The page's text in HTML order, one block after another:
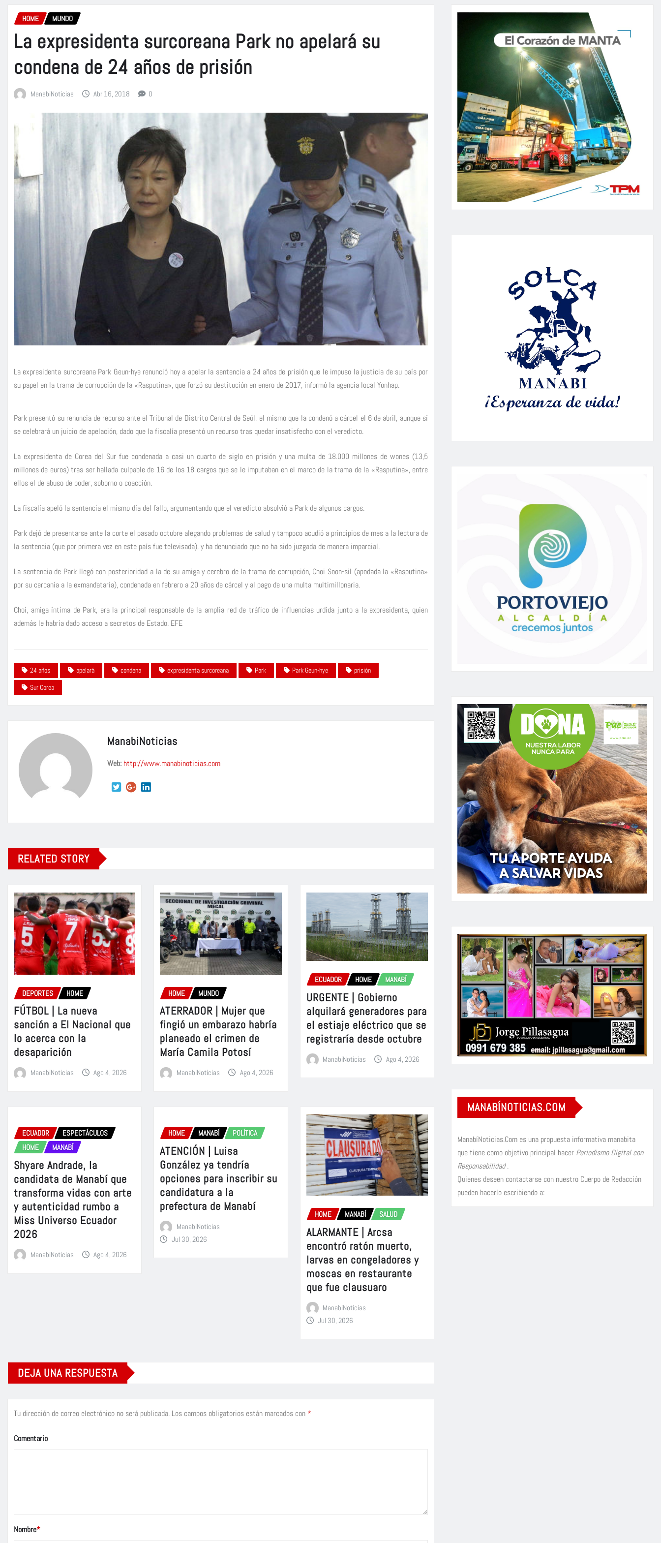
HOME MUNDO
La expresidenta surcoreana Park no apelará su
condena de 24 años de prisión
ManabiNoticias Abr 16, 2018 0
La expresidenta surcoreana Park Geun-hye renunció hoy a apelar la sentencia a 24 años de prisión que le impuso la justicia de su país por
su papel en la trama de corrupción de la «Rasputina», que forzó su destitución en enero de 2017, informó la agencia local Yonhap.
Park presentó su renuncia de recurso ante el Tribunal de Distrito Central de Seúl, el mismo que la condenó a cárcel el 6 de abril, aunque sí
se celebrará un juicio de apelación, dado que la fiscalía presentó un recurso tras quedar insatisfecho con el veredicto.
La expresidenta de Corea del Sur fue condenada a casi un cuarto de siglo en prisión y una multa de 18.000 millones de wones (13,5
millones de euros) tras ser hallada culpable de 16 de los 18 cargos que se le imputaban en el marco de la trama de la «Rasputina», entre
ellos el de abuso de poder, soborno o coacción.
La fiscalía apeló la sentencia el mismo día del fallo, argumentando que el veredicto absolvió a Park de algunos cargos.
Park dejó de presentarse ante la corte el pasado octubre alegando problemas de salud y tampoco acudió a principios de mes a la lectura de
la sentencia (que por primera vez en este país fue televisada), y ha denunciado que no ha sido juzgada de manera imparcial.
La sentencia de Park llegó con posterioridad a la de su amiga y cerebro de la trama de corrupción, Choi Soon-sil (apodada la «Rasputina»
por su cercanía a la exmandataria), condenada en febrero a 20 años de cárcel y al pago de una multa multimillonaria.
Choi, amiga íntima de Park, era la principal responsable de la amplia red de tráfico de influencias urdida junto a la expresidenta, quien
además le habría dado acceso a secretos de Estado. EFE
24 años apelará condena expresidenta surcoreana Park Park Geun-hye
prisión
Sur Corea
ManabiNoticias
Web: http://www.manabinoticias.com
RELATED STORY
DEPORTES HOME
FÚTBOL | La nueva
sanción a El Nacional que
lo acerca con la
desaparición
ManabiNoticias Ago 4, 2026
HOME MUNDO
ATERRADOR | Mujer que
fingió un embarazo habría
planeado el crimen de
María Camila Potosí
ManabiNoticias Ago 4, 2026
ECUADOR HOME MANABÍ
URGENTE | Gobierno
alquilará generadores para
el estiaje eléctrico que se
registraría desde octubre
ManabiNoticias Ago 4, 2026
ECUADOR
ESPECTÁCULOS
HOME
MANABÍ
Shyare Andrade, la
candidata de Manabí que
transforma vidas con arte
y autenticidad rumbo a
Miss Universo Ecuador
2026
ManabiNoticias Ago 4, 2026
HOME MANABÍ POLÍTICA
ATENCIÓN | Luisa
González ya tendría
opciones para inscribir su
candidatura a la
prefectura de Manabí
ManabiNoticias
Jul 30, 2026
HOME MANABÍ SALUD
ALARMANTE | Arcsa
encontró ratón muerto,
larvas en congeladores y
moscas en restaurante
que fue clausuaro
ManabiNoticias
Jul 30, 2026
DEJA UNA RESPUESTA
Tu dirección de correo electrónico no será publicada. Los campos obligatorios están marcados con *
Comentario
Nombre*
MANABÍNOTICIAS.COM
ManabíNoticias.Com es una propuesta informativa manabita
que tiene como objetivo principal hacer Periodismo Digital con
Responsabilidad.
Quienes deseen contactarse con nuestro Cuerpo de Redacción
pueden hacerlo escribiendo a: